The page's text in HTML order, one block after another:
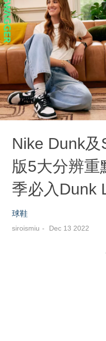
Nike Dunk
版5大分辨重
季必入Dunk
球鞋
siroismiu Dec 13 2022